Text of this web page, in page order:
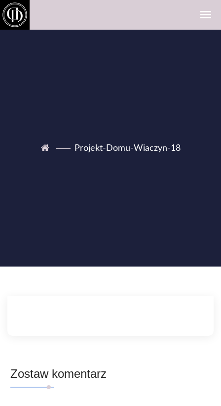
Projekt-Domu-Wiaczyn-18
Zostaw komentarz